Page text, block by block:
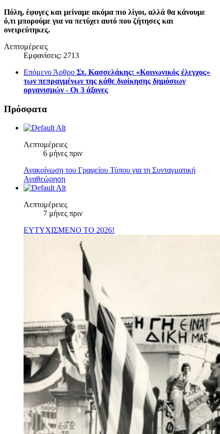
Πόλη, έφυγες και μείναμε ακόμα πιο λίγοι, αλλά θα κάνουμε
ό,τι μπορούμε για να πετύχει αυτό που ζήτησες και
ονειρεύτηκες.
Λεπτομέρειες
Εμφανίσεις: 2713
Επόμενο Άρθρο Στ. Κασσελάκης: «Κοινωνικός έλεγχος»
των πεπραγμένων της κάθε διοίκησης δημόσιων
οργανισμών - Οι 3 άξονες
Πρόσφατα
Λεπτομέρειες
6 μήνες πριν
Ανακοίνωση του Γραφείου Τύπου για τη Συνταγματική
Αναθεώρηση
Λεπτομέρειες
7 μήνες πριν
ΕΥΤΥΧΙΣΜΕΝΟ ΤΟ 2026!